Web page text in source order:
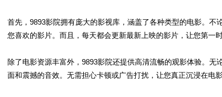
首先，9893影院拥有庞大的影视库，涵盖了各种类型的电影。
您喜欢的影片。而且，每天都会更新最新上映的影片，让您第一
除了电影资源丰富外，9893影院还提供高清流畅的观影体验。
面和震撼的音效。无需担心卡顿或广告打扰，让您真正沉浸在电